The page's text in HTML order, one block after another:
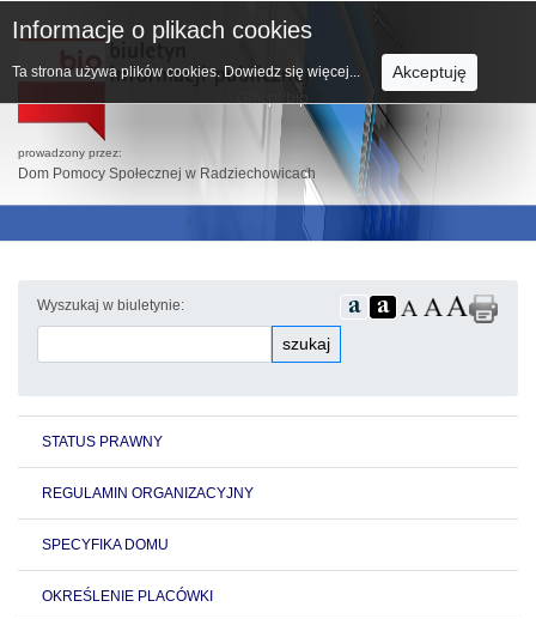
prowadzony przez:
Dom Pomocy Społecznej w Radziechowicach
Wyszukaj w biuletynie:
szukaj
STATUS PRAWNY
REGULAMIN ORGANIZACYJNY
SPECYFIKA DOMU
OKREŚLENIE PLACÓWKI
Informacje o plikach cookies
Ta strona używa plików cookies. Dowiedz się więcej... Akceptuję